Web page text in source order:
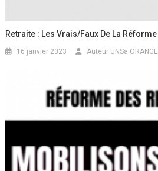
Retraite : Les Vrais/faux De La Réforme
16 janvier 2023 Auteur UNSa ORANGE